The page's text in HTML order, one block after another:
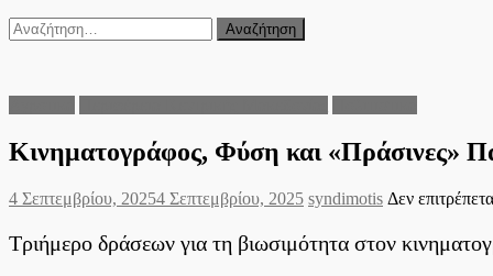
Αναζήτηση
για:
Κινηματογράφος, Φύση και «Πράσινες»
Posted
4 Σεπτεμβρίου, 20254 Σεπτεμβρίου, 2025 Author
syndimotis Δεν
Τριήμερο δράσεων για τη βιωσιμότητα στον